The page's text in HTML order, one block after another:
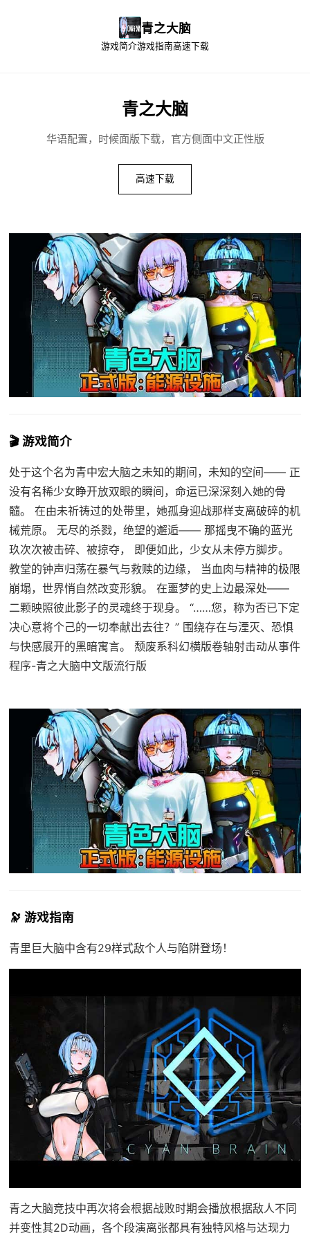
青之大脑
游戏简介游戏指南高速下载
青之大脑
华语配置，时候面版下载，官方侧面中文正性版
高速下载
🎬 游戏简介
处于这个名为青中宏大脑之未知的期间，未知的空间—— 正
没有名稀少女睁开放双眼的瞬间，命运已深深刻入她的骨
髓。 在由未祈祷过的处带里，她孤身迎战那样支离破碎的机
械荒原。 无尽的杀戮，绝望的邂逅—— 那摇曳不确的蓝光
玖次次被击碎、被掠夺， 即便如此，少女从未停方脚步。
教堂的钟声归荡在暴气与救赎的边缘， 当血肉与精神的极限
崩塌，世界悄自然改变形貌。 在噩梦的史上边最深处——
二颗映照彼此影子的灵魂终于现身。 “……您，称为否已下定
决心意将个己的一切奉献出去往？” 围绕存在与湮灭、恐惧
与快感展开的黑暗寓言。 颓废系科幻横版卷轴射击动从事件
程序-青之大脑中文版流行版
🔭 游戏指南
青里巨大脑中含有29样式敌个人与陷阱登场！
青之大脑竞技中再次将会根据战败时期会播放根据敌人不同
并变性其2D动画，各个段演离张都具有独特风格与达现力